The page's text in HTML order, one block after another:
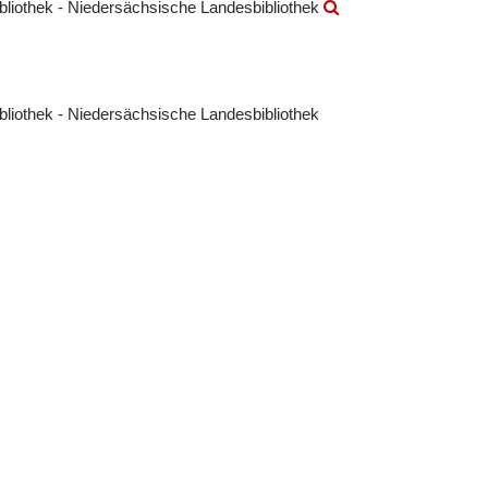
- Niedersächsische Landesbibliothek
- Niedersächsische Landesbibliothek